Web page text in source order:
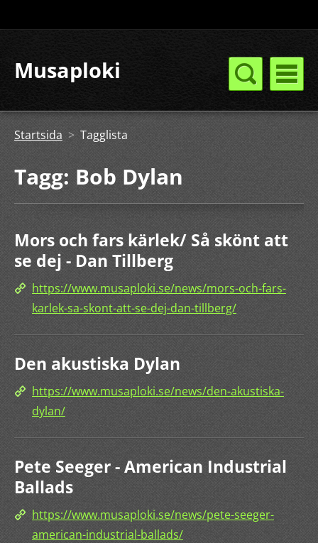
Musaploki
Startsida > Tagglista
Tagg: Bob Dylan
Mors och fars kärlek/ Så skönt att
se dej - Dan Tillberg
https://www.musaploki.se/news/mors-och-fars-
karlek-sa-skont-att-se-dej-dan-tillberg/
Den akustiska Dylan
https://www.musaploki.se/news/den-akustiska-
dylan/
Pete Seeger - American Industrial
Ballads
https://www.musaploki.se/news/pete-seeger-
american-industrial-ballads/